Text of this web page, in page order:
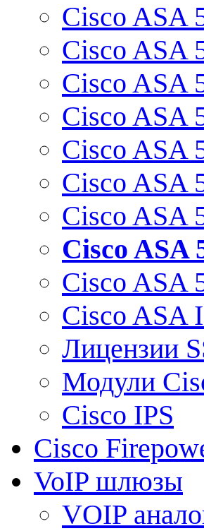
Cisco ASA
Cisco ASA
Cisco ASA
Cisco ASA
Cisco ASA
Cisco ASA
Cisco ASA
Cisco ASA
Cisco ASA
Cisco ASA
Лицензии
Модули
Cisco IPS
Cisco
VoIP шлюзы
VOIP